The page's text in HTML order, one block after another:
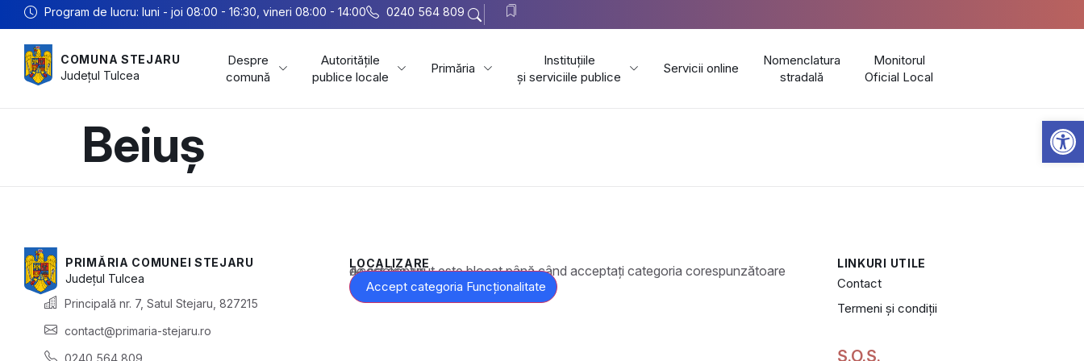
Program de lucru: luni - joi 08:00 - 16:30, vineri 08:00 - 14:00 0240 564 809
COMUNA STEJARU
Județul Tulcea
Despre
comună
Autoritățile
publice locale
Primăria
Instituțiile
și serviciile publice
Servicii online
Nomenclatura
stradală
Monitorul
Oficial Local
Beiuș
PRIMĂRIA COMUNEI STEJARU
Județul Tulcea
Principală nr. 7, Satul Stejaru, 827215
contact@primaria-stejaru.ro
0240 564 809
LOCALIZARE
Acest conținut este blocat până când acceptați categoria corespunzătoare de cookie-uri.
Accept categoria Funcționalitate
LINKURI UTILE
Contact
Termeni și condiții
S.O.S.